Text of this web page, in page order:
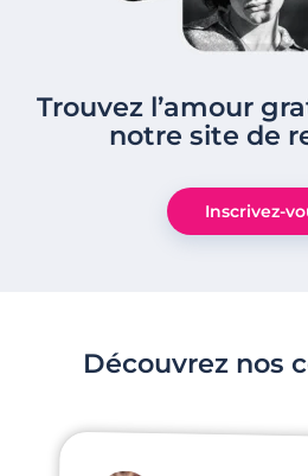
Rencontre à Barlin
Trouvez l’amour
notre site de
Inscrivez-
Découvrez nos